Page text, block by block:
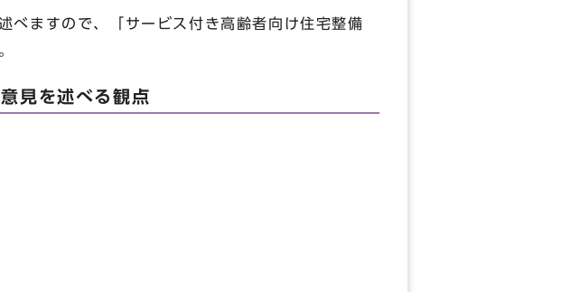
ますので、「サービス付き高齢者向け住宅整備
見を述べる観点